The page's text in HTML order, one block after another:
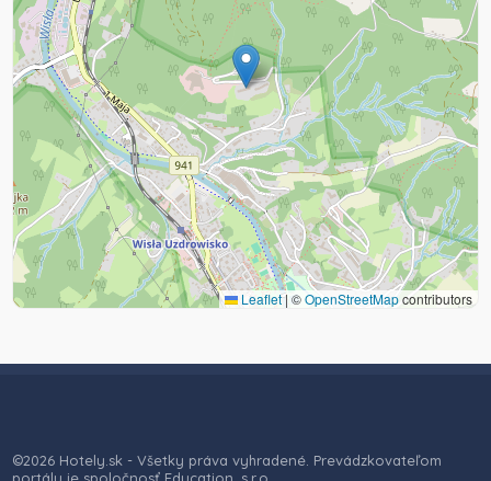
Leaflet| ©OpenStreetMapcontributors
©2026 Hotely.sk - Všetky práva vyhradené. Prevádzkovateľom